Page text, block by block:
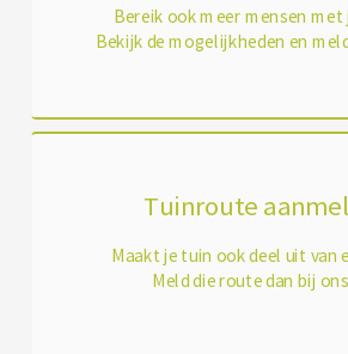
Bereik ook meer mensen met
Bekijk de mogelijkheden en
Tuinroute
Maakt je tuin ook deel uit van
Meld die route dan bij